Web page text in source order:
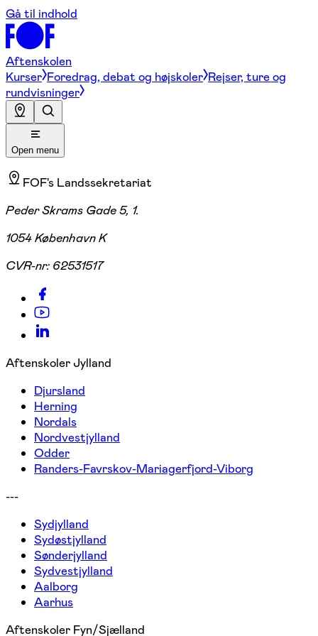
Gå til indhold
Aftenskolen
Kurser Foredrag, debat og højskoler Rejser, ture og
rundvisninger
Open menu
FOF's Landssekretariat
Peder Skrams Gade 5, 1.
1054 København K
CVR-nr: 62531517
Aftenskoler Jylland
Djursland
Herning
Nordals
Nordvestjylland
Odder
Randers-Favrskov-Mariagerfjord-Viborg
---
Sydjylland
Sydøstjylland
Sønderjylland
Sydvestjylland
Aalborg
Aarhus
Aftenskoler Fyn/Sjælland